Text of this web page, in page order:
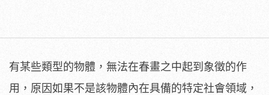
有某些類型的物體，無法在春畫之中起到象徵的作
用，原因如果不是該物體內在具備的特定社會領域，